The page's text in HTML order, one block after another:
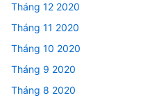
Tháng 12 2020
Tháng 11 2020
Tháng 10 2020
Tháng 9 2020
Tháng 8 2020